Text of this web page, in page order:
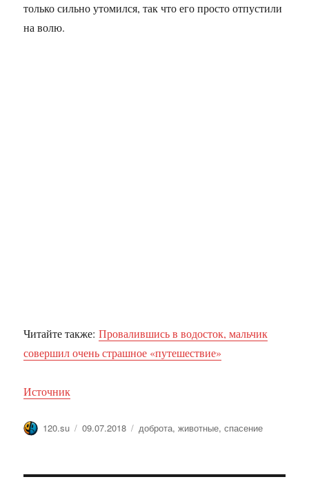
только сильно утомился, так что его просто отпустили
на волю.
Читайте также:Провалившись в водосток, мальчик
совершил очень страшное «путешествие»
Источник
Автор
120.su Опубликовано
09.07.2018 Метки
доброта,животные,спасение